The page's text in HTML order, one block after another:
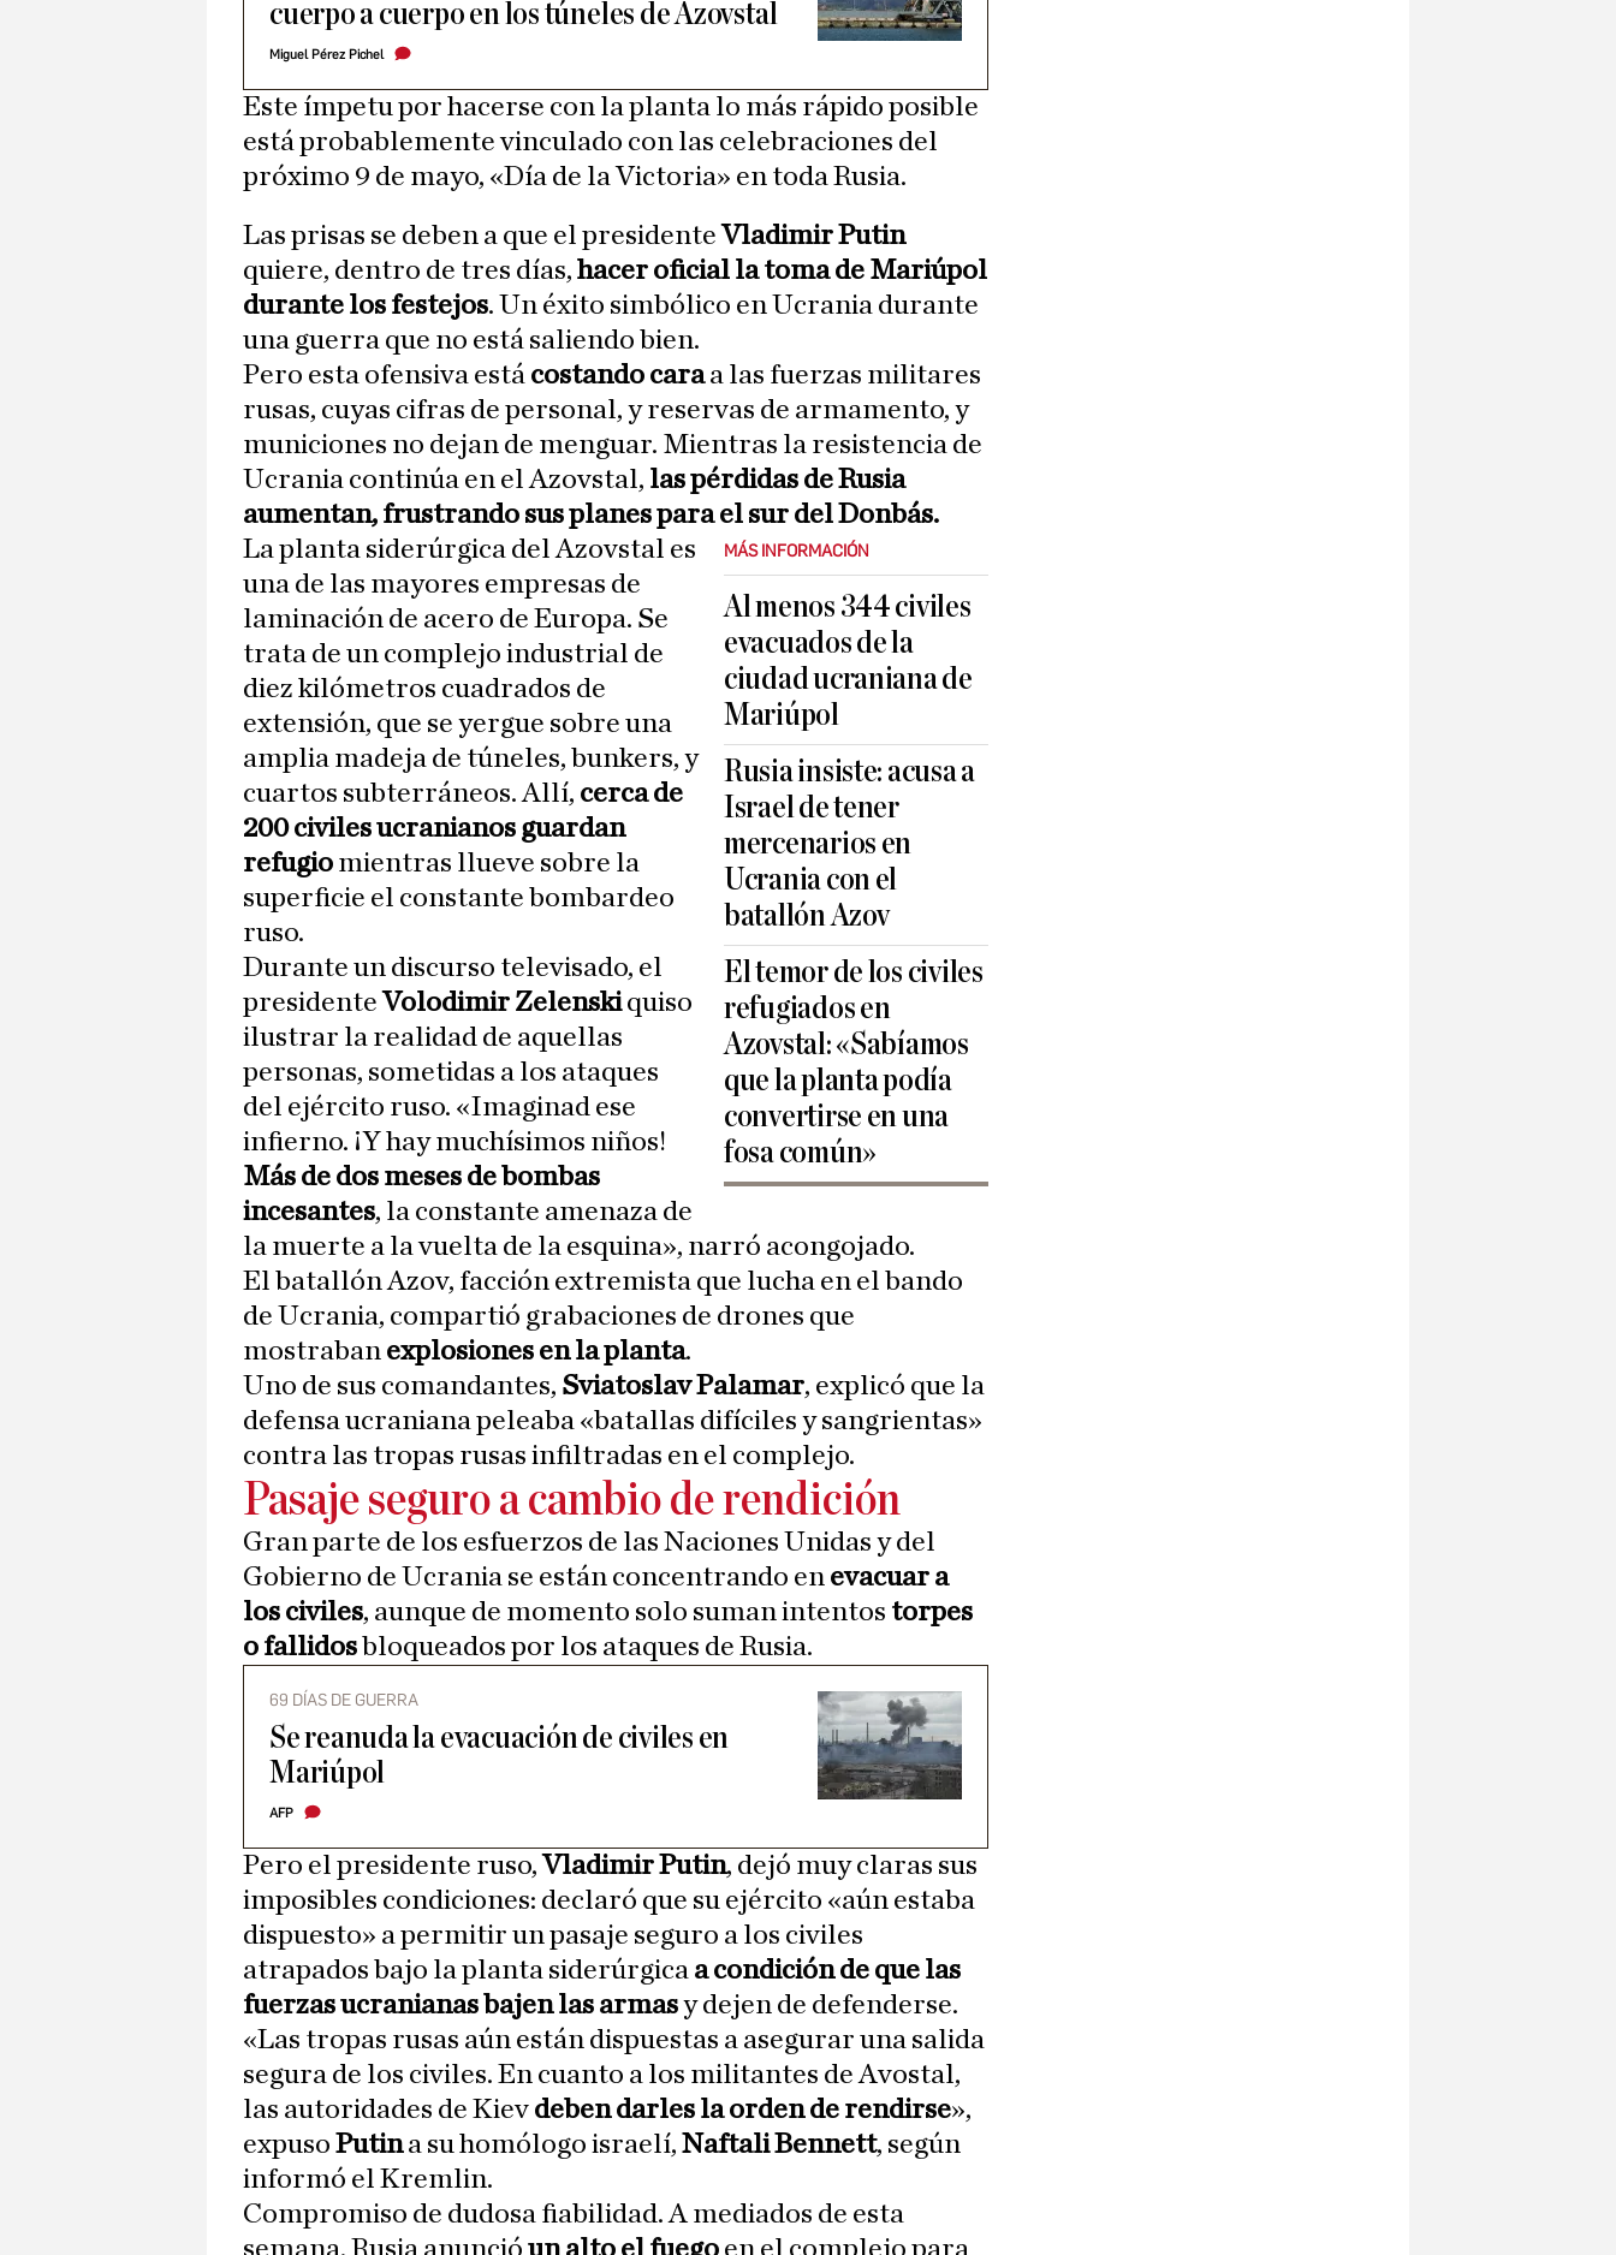
cuerpo a cuerpo en los túneles de Azovstal
Miguel Pérez Pichel
Este ímpetu por hacerse con la planta lo más rápido posible
está probablemente vinculado con las celebraciones del
próximo 9 de mayo, «Día de la Victoria» en toda Rusia.
Las prisas se deben a que el presidenteVladimir Putin
quiere, dentro de tres días, hacer oficial la toma de Mariúpol
durante los festejos. Un éxito simbólico en Ucrania durante
una guerra que no está saliendo bien.
Pero esta ofensiva está costando caraa las fuerzas militares
rusas, cuyas cifras de personal, y reservas de armamento, y
municiones no dejan de menguar. Mientras la resistencia de
Ucrania continúa en el Azovstal, las pérdidas de Rusia
aumentan, frustrando sus planes para el sur del Donbás.
MÁS INFORMACIÓN
Al menos 344 civiles
evacuados de la
ciudad ucraniana de
Mariúpol
Rusia insiste: acusa a
Israel de tener
mercenarios en
Ucrania con el
batallón Azov
El temor de los civiles
refugiados en
Azovstal: «Sabíamos
que la planta podía
convertirse en una
fosa común»
La planta siderúrgica del Azovstal es
una de las mayores empresas de
laminación de acero de Europa. Se
trata de un complejo industrial de
diez kilómetros cuadrados de
extensión, que se yergue sobre una
amplia madeja de túneles, bunkers, y
cuartos subterráneos. Allí, cerca de
200 civiles ucranianos guardan
refugio mientras llueve sobre la
superficie el constante bombardeo
ruso.
Durante un discurso televisado, el
presidenteVolodimir Zelenskiquiso
ilustrar la realidad de aquellas
personas, sometidas a los ataques
del ejército ruso. «Imaginad ese
infierno. ¡Y hay muchísimos niños!
Más de dos meses de bombas
incesantes, la constante amenaza de
la muerte a la vuelta de la esquina», narró acongojado.
El batallón Azov, facción extremista que lucha en el bando
de Ucrania, compartió grabaciones de drones que
mostraban explosiones en la planta.
Uno de sus comandantes, Sviatoslav Palamar, explicó que la
defensa ucraniana peleaba «batallas difíciles y sangrientas»
contra las tropas rusas infiltradas en el complejo.
Pasaje seguro a cambio de rendición
Gran parte de los esfuerzos de las Naciones Unidas y del
Gobierno de Ucrania se están concentrando en evacuar a
los civiles, aunque de momento solo suman intentos torpes
o fallidosbloqueados por los ataques de Rusia.
69 DÍAS DE GUERRA
Se reanuda la evacuación de civiles en
Mariúpol
AFP
Pero el presidente ruso,Vladimir Putin, dejó muy claras sus
imposibles condiciones: declaró que su ejército «aún estaba
dispuesto» a permitir un pasaje seguro a los civiles
atrapados bajo la planta siderúrgica a condición de que las
fuerzas ucranianas bajen las armasy dejen de defenderse.
«Las tropas rusas aún están dispuestas a asegurar una salida
segura de los civiles. En cuanto a los militantes de Avostal,
las autoridades de Kiev deben darles la orden de rendirse»,
expuso Putina su homólogo israelí, Naftali Bennett, según
informó el Kremlin.
Compromiso de dudosa fiabilidad. A mediados de esta
semana, Rusia anunció un alto el fuego en el complejo para